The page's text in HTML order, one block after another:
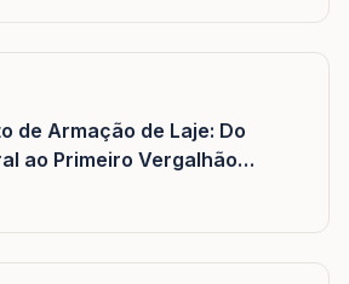
de Armação de Laje: Do
ao Primeiro Vergalhão